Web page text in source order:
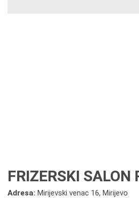
FRIZERSKI SALON
Adresa: Mirijevski venac 16, Mirijevo